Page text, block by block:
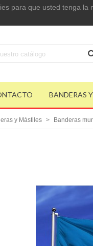
para que usted tenga
BANDERAS
y Mástiles > Banderas